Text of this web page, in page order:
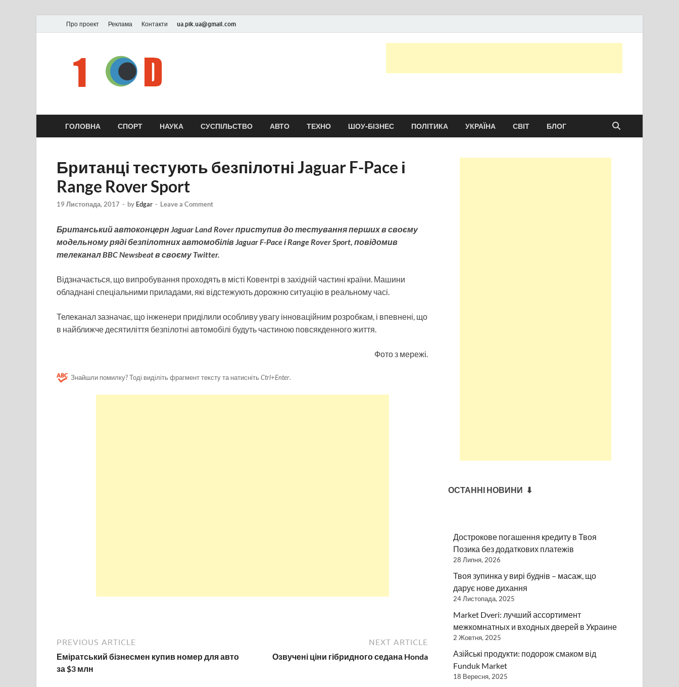
Про проект Реклама Контакти ua.pik.ua@gmail.com
Новини України та світу сьогодні
ГОЛОВНА СПОРТ НАУКА СУСПІЛЬСТВО АВТО ТЕХНО ШОУ-БІЗНЕС ПОЛІТИКА УКРАЇНА СВІТ БЛОГ
Британці тестують безпілотні Jaguar F-Pace і
Range Rover Sport
19 Листопада, 2017 - by Edgar - Leave a Comment
Британський автоконцерн Jaguar Land Rover приступив до тестування перших в своєму
модельному ряді безпілотних автомобілів Jaguar F-Pace і Range Rover Sport, повідомив
телеканал BBC Newsbeat в своєму Twitter.
Відзначається, що випробування проходять в місті Ковентрі в західній частині країни. Машини
обладнані спеціальними приладами, які відстежують дорожню ситуацію в реальному часі.
Телеканал зазначає, що інженери приділили особливу увагу інноваційним розробкам, і впевнені, що
в найближче десятиліття безпілотні автомобілі будуть частиною повсякденного життя.
Фото з мережі.
Знайшли помилку? Тоді виділіть фрагмент тексту та натисніть Ctrl+Enter.
PREVIOUS ARTICLE
Еміратський бізнесмен купив номер для авто
за $3 млн
NEXT ARTICLE
Озвучені ціни гібридного седана Honda
ОСТАННІ НОВИНИ ⬇
Дострокове погашення кредиту в Твоя
Позика без додаткових платежів
28 Липня, 2026
Твоя зупинка у вирі буднів – масаж, що
дарує нове дихання
24 Листопада, 2025
Market Dveri: лучший ассортимент
межкомнатных и входных дверей в Украине
2 Жовтня, 2025
Азійські продукти: подорож смаком від
Funduk Market
18 Вересня, 2025